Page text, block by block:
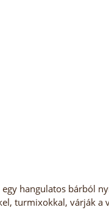
hangulatos bárból
turmixokkal, várják a